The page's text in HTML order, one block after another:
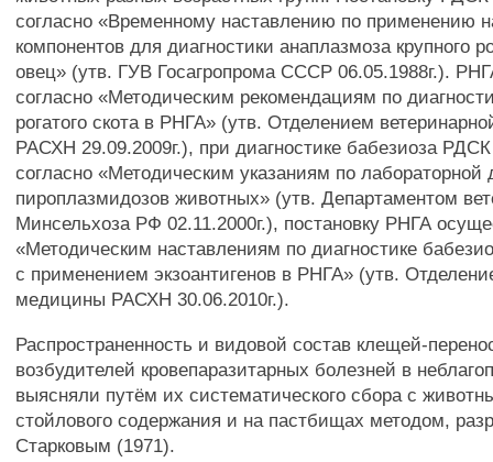
согласно «Временному наставлению по применению
компонентов для диагностики анаплазмоза крупного
овец» (утв. ГУВ Госагропрома СССР 06.05.1988г.).
согласно «Методическим рекомендациям по
рогатого скота в РНГА» (утв. Отделением
РАСХН 29.09.2009г.), при диагностике бабезиоза
согласно «Методическим указаниям по лабораторной
пироплазмидозов животных» (утв. Департаментом
Минсельхоза РФ 02.11.2000г.), постановку РНГА
«Методическим наставлениям по диагностике
с применением экзоантигенов в РНГА» (утв.
медицины РАСХН 30.06.2010г.).
Распространенность и видовой состав клещей-
возбудителей кровепаразитарных болезней в
выясняли путём их систематического сбора с
стойлового содержания и на пастбищах методом,
Старковым (1971).